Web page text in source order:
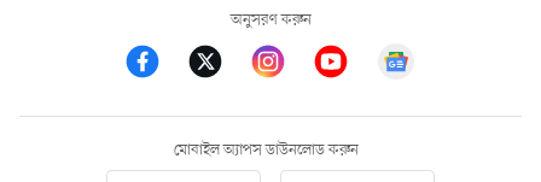
অনুসরণ করুন
মোবাইল অ্যাপস ডাউনলোড করুন